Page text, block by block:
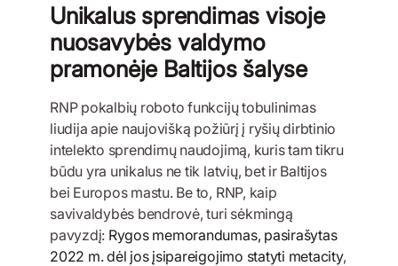
Unikalus sprendimas visoje
nuosavybės valdymo
pramonėje Baltijos šalyse
RNP pokalbių roboto funkcijų tobulinimas
liudija apie naujovišką požiūrį į ryšių dirbtinio
intelekto sprendimų naudojimą, kuris tam tikru
būdu yra unikalus ne tik latvių, bet ir Baltijos
bei Europos mastu. Be to, RNP, kaip
savivaldybės bendrovė, turi sėkmingą
pavyzdį: Rygos memorandumas, pasirašytas
2022 m. dėl jos įsipareigojimo statyti metacity,